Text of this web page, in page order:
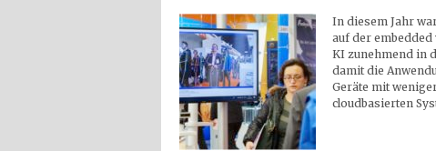
#ew20
In diesem Jahr
auf der
KI zunehmend in
damit die
Geräte mit
cloudbasierten